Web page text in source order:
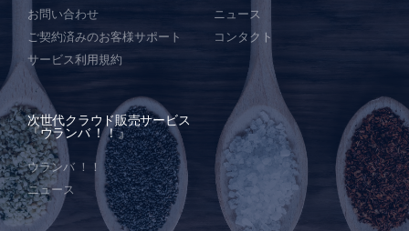
お問い合わせ
ご契約済みのお客様サポート
サービス利用規約
ニュース
コンタクト
次世代クラウド販売サービス
『ウランバ ！！』
ウランバ ！！
ニュース